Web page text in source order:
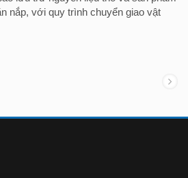
nắp, với quy trình chuyển giao vật